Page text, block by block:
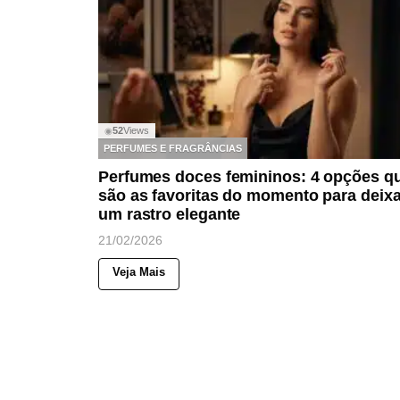
◉52Views
PERFUMES E FRAGRÂNCIAS
Perfumes doces femininos: 4 opções
são as favoritas do momento para
um rastro elegante
21/02/2026
Veja Mais